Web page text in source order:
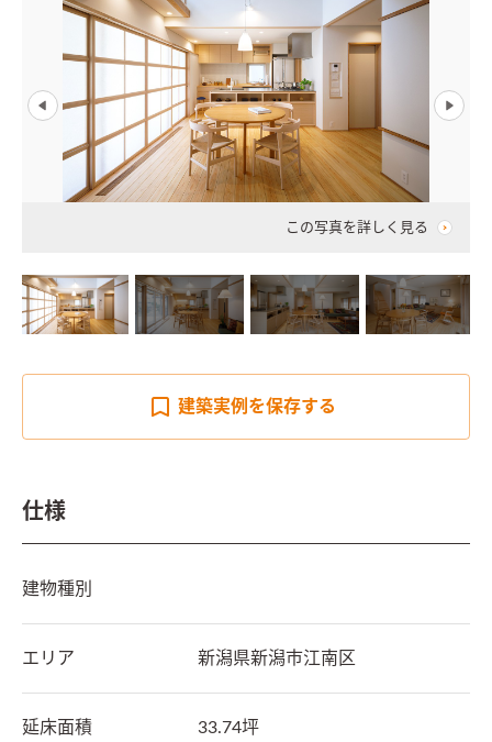
この写真を詳しく見る
建築実例を保存する
仕様
建物種別
エリア 新潟県新潟市江南区
延床面積 33.74坪